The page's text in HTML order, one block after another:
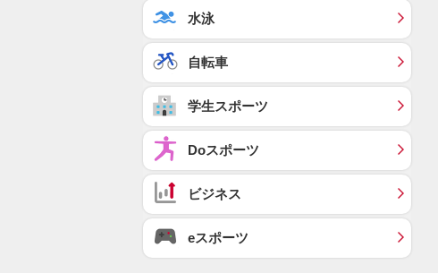
水泳
自転車
学生スポーツ
Doスポーツ
ビジネス
eスポーツ